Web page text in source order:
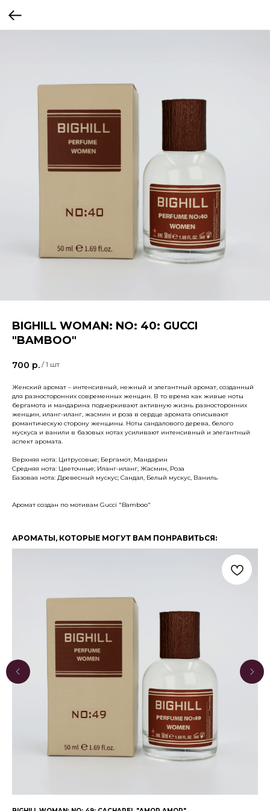
BIGHILL WOMAN: NO: 40: GUCCI
"BAMBOO"
700 р. / 1 шт
Женский аромат – интенсивный, нежный и элегантный аромат, созданный
для разносторонних современных женщин. В то время как живые ноты
бергамота и мандарина подчеркивают активную жизнь разносторонних
женщин, иланг-иланг, жасмин и роза в сердце аромата описывают
романтическую сторону женщины. Ноты сандалового дерева, белого
мускуса и ванили в базовых нотах усиливают интенсивный и элегантный
аспект аромата.
Верхняя нота: Цитрусовые; Бергамот, Мандарин
Средняя нота: Цветочные; Иланг-иланг, Жасмин, Роза
Базовая нота: Древесный мускус; Сандал, Белый мускус, Ваниль
Аромат создан по мотивам Gucci "Bamboo"
АРОМАТЫ, КОТОРЫЕ МОГУТ ВАМ ПОНРАВИТЬСЯ: